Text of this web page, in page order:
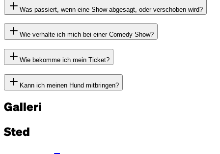
Was passiert, wenn eine Show abgesagt, oder verschoben wird?
Wie verhalte ich mich bei einer Comedy Show?
Wie bekomme ich mein Ticket?
Kann ich meinen Hund mitbringen?
Galleri
Sted